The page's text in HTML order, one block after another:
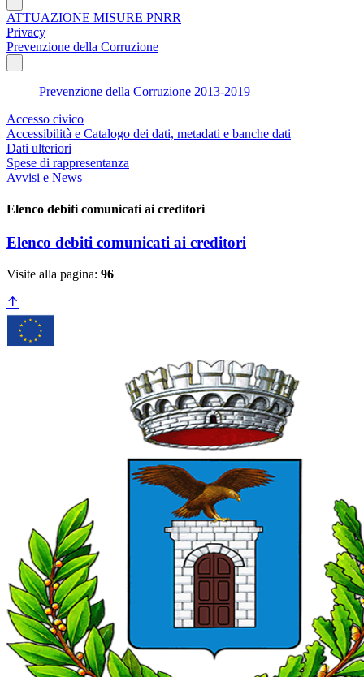
ATTUAZIONE MISURE PNRR
Privacy
Prevenzione della Corruzione
Prevenzione della Corruzione 2013-2019
Accesso civico
Accessibilità e Catalogo dei dati, metadati e banche dati
Dati ulteriori
Spese di rappresentanza
Avvisi e News
Elenco debiti comunicati ai creditori
Elenco debiti comunicati ai creditori
Visite alla pagina: 96